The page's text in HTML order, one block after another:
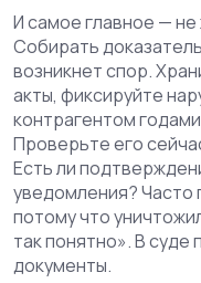
И самое главное — не
Собирать
возникнет спор.
акты, фиксируйте
контрагентом
Проверьте его
Есть ли
уведомления?
потому что
так понятно». В суде
документы.